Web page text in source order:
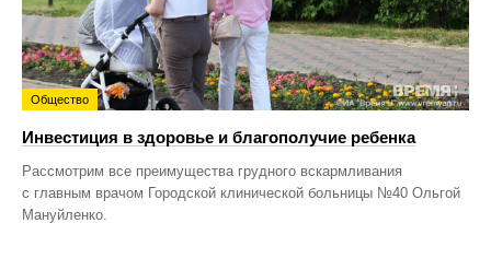
Общество
Инвестиция в здоровье и благополучие ребенка
Рассмотрим все преимущества грудного вскармливания
с главным врачом Городской клинической больницы №40 Ольгой
Мануйленко.